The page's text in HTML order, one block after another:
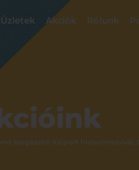
Üzletek Akciók Rólunk
kiegészítő italport hialuronsavval,